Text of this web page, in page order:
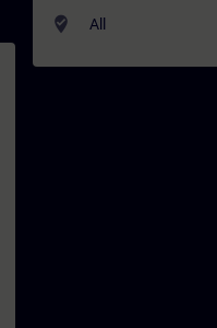
where_to_vote All